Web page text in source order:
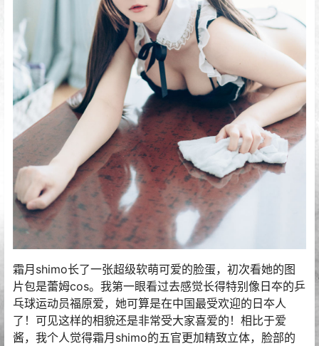
霜月shimo长了一张超级软萌可爱的脸蛋，初次看她的图
片包是蕾姆cos。我第一眼看过去感觉长得特别像日夲的乒
乓球运动员福原爱，她可算是在中国最受欢迎的日夲人
了！可见这样的相貌还是非常受大家喜爱的！相比于爱
酱，我个人觉得霜月shimo的五官更加精致立体，脸部的